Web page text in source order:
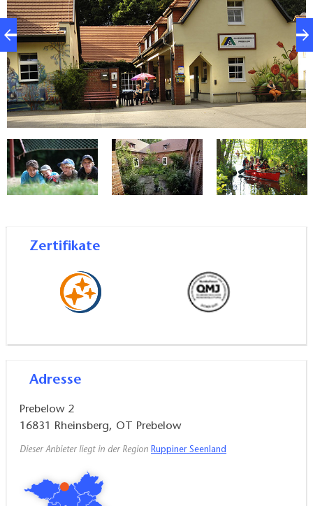
Seminarraum mit umfangreicher
Technikausstattung
Pauschal- und Individualprogramme für alle Alters-
und Zielgruppen
Kanuverleih, Steg auf dem Gelände
flexible Verpflegungsleistungen
- Mitglied im Deutschen Jugendherbergswerk -
Zertifikate
Adresse
Prebelow 2
16831
Rheinsberg, OT Prebelow
Dieser Anbieter liegt in der Region Ruppiner Seenland